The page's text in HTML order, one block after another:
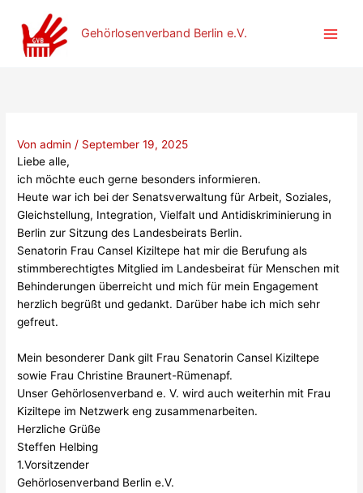
Inhalt
springen
Gehörlosenverband Berlin e.V.
Vonadmin/ September 19, 2025
Liebe alle,
ich möchte euch gerne besonders informieren.
Heute war ich bei der Senatsverwaltung für Arbeit, Soziales,
Gleichstellung, Integration, Vielfalt und Antidiskriminierung in
Berlin zur Sitzung des Landesbeirats Berlin.
Senatorin Frau Cansel Kiziltepe hat mir die Berufung als
stimmberechtigtes Mitglied im Landesbeirat für Menschen mit
Behinderungen überreicht und mich für mein Engagement
herzlich begrüßt und gedankt. Darüber habe ich mich sehr
gefreut.
Mein besonderer Dank gilt Frau Senatorin Cansel Kiziltepe
sowie Frau Christine Braunert-Rümenapf.
Unser Gehörlosenverband e. V. wird auch weiterhin mit Frau
Kiziltepe im Netzwerk eng zusammenarbeiten.
Herzliche Grüße
Steffen Helbing
1.Vorsitzender
Gehörlosenverband Berlin e.V.